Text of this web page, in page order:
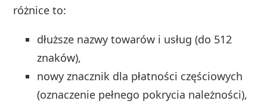
różnice to:
dłuższe nazwy towarów i usług (do 512
znaków),
nowy znacznik dla płatności częściowych
(oznaczenie pełnego pokrycia należności),